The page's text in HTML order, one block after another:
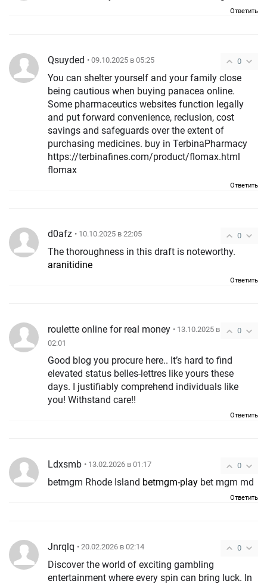
Ответить
0
Qsuyded • 09.10.2025 в 05:25
You can shelter yourself and your family close
being cautious when buying panacea online.
Some pharmaceutics websites function legally
and put forward convenience, reclusion, cost
savings and safeguards over the extent of
purchasing medicines. buy in TerbinaPharmacy
https://terbinafines.com/product/flomax.html
flomax
Ответить
0
d0afz • 10.10.2025 в 22:05
The thoroughness in this draft is noteworthy.
aranitidine
Ответить
0
roulette online for real money • 13.10.2025 в
02:01
Good blog you procure here.. It’s hard to find
elevated status belles-lettres like yours these
days. I justifiably comprehend individuals like
you! Withstand care!!
Ответить
0
Ldxsmb • 13.02.2026 в 01:17
betmgm Rhode Island betmgm-play bet mgm md
Ответить
0
Jnrqlq • 20.02.2026 в 02:14
Discover the world of exciting gambling
entertainment where every spin can bring luck. In